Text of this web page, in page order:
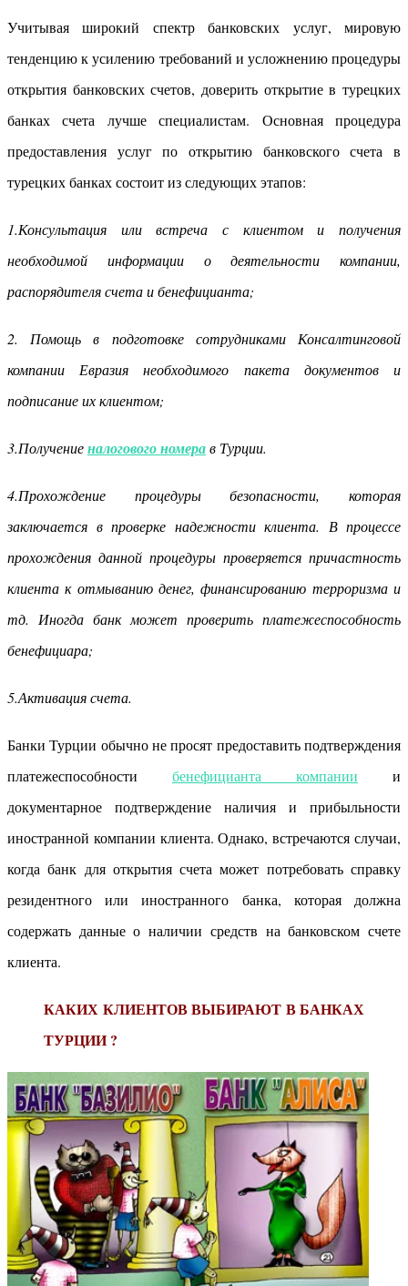
Учитывая широкий спектр банковских услуг, мировую
тенденцию к усилению требований и усложнению процедуры
открытия банковских счетов, доверить открытие в турецких
банках счета лучше специалистам. Основная процедура
предоставления услуг по открытию банковского счета в
турецких банках состоит из следующих этапов:
1.Консультация или встреча с клиентом и получения
необходимой информации о деятельности компании,
распорядителя счета и бенефицианта;
2. Помощь в подготовке сотрудниками Консалтинговой
компании Евразия необходимого пакета документов и
подписание их клиентом;
3.Получениеналогового номерав Турции.
4.Прохождение процедуры безопасности, которая
заключается в проверке надежности клиента. В процессе
прохождения данной процедуры проверяется причастность
клиента к отмыванию денег, финансированию терроризма и
тд. Иногда банк может проверить платежеспособность
бенефициара;
5.Активация счета.
Банки Турции обычно не просят предоставить подтверждения
платежеспособности бенефицианта компании и
документарное подтверждение наличия и прибыльности
иностранной компании клиента. Однако, встречаются случаи,
когда банк для открытия счета может потребовать справку
резидентного или иностранного банка, которая должна
содержать данные о наличии средств на банковском счете
клиента.
КАКИХ КЛИЕНТОВ ВЫБИРАЮТ В БАНКАХ
ТУРЦИИ ?